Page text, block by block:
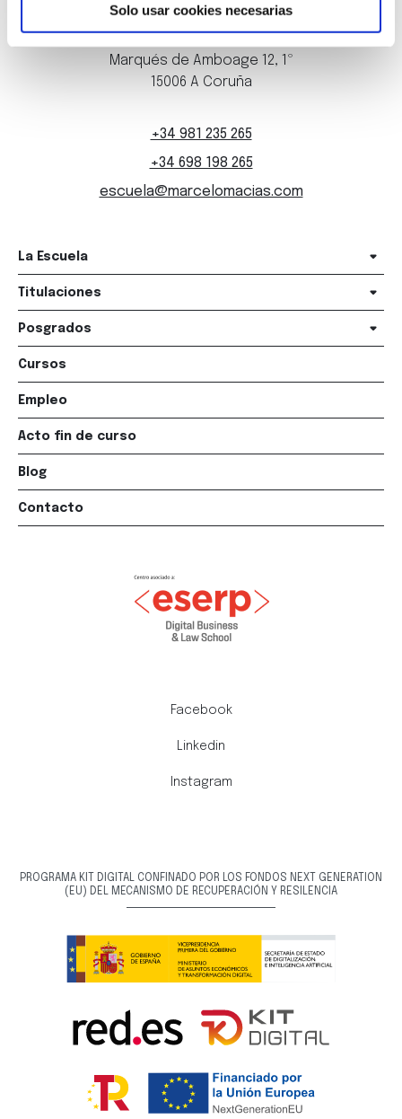
Solo usar cookies necesarias
Marqués de Amboage 12, 1º
15006 A Coruña
+34 981 235 265
+34 698 198 265
escuela@marcelomacias.com
La Escuela
Titulaciones
Posgrados
Cursos
Empleo
Acto fin de curso
Blog
Contacto
Facebook
Linkedin
Instagram
PROGRAMA KIT DIGITAL CONFINADO POR LOS FONDOS NEXT GENERATION
(EU) DEL MECANISMO DE RECUPERACIÓN Y RESILENCIA